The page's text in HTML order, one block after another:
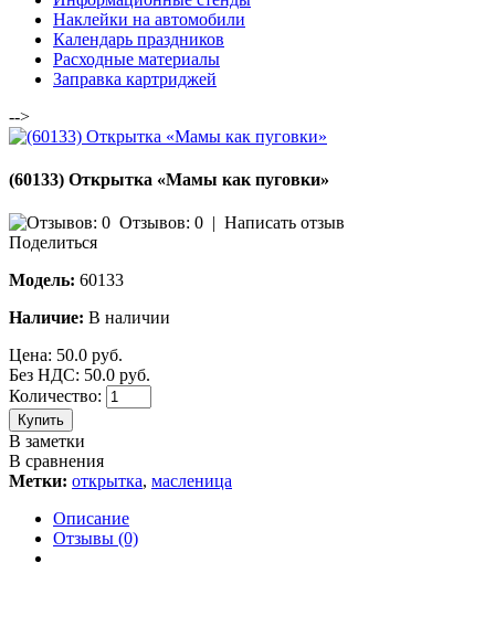
Наклейки на автомобили
Календарь праздников
Расходные материалы
Заправка картриджей
-->
(60133) Открытка «Мамы как пуговки»
Отзывов: 0 | Написать отзыв
Поделиться
Модель: 60133
Наличие: В наличии
Цена: 50.0 руб.
Без НДС: 50.0 руб.
Количество:
Купить
В заметки
В сравнения
Метки: открытка, масленица
Описание
Отзывы (0)